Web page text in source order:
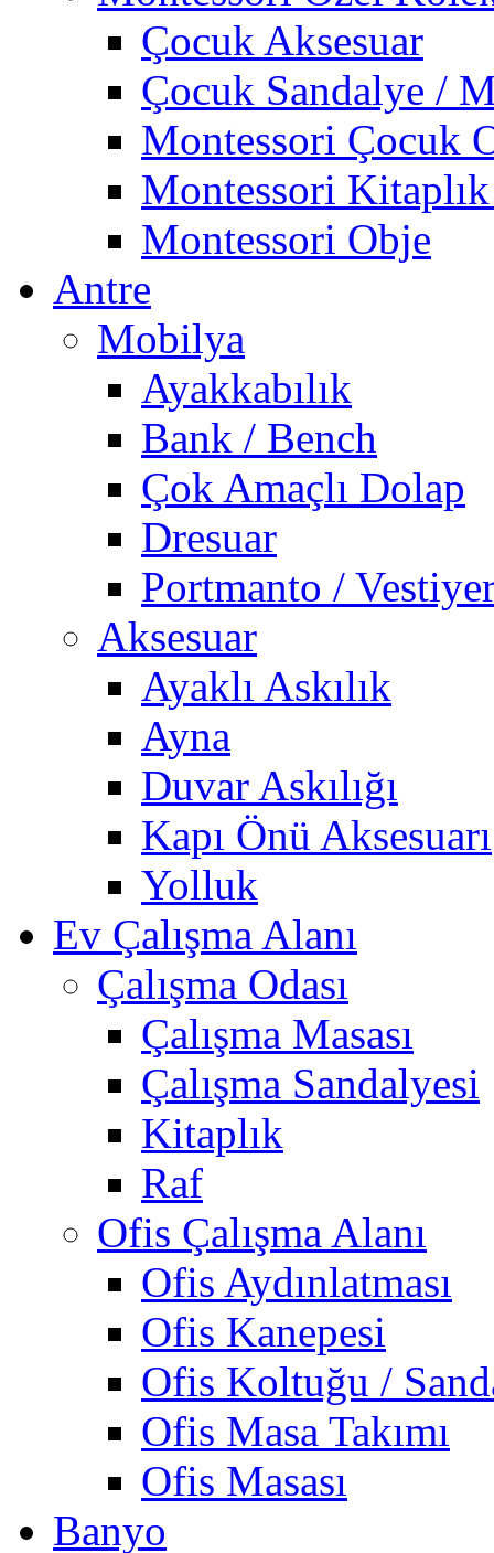
Çocuk Aksesuar
Çocuk Sandalye /
Montessori Çocuk
Montessori
Montessori Obje
Antre
Mobilya
Ayakkabılık
Bank / Bench
Çok Amaçlı Dolap
Dresuar
Portmanto /
Aksesuar
Ayaklı Askılık
Ayna
Duvar Askılığı
Kapı Önü Aksesuarı
Yolluk
Ev Çalışma Alanı
Çalışma Odası
Çalışma Masası
Çalışma Sandalyesi
Kitaplık
Raf
Ofis Çalışma Alanı
Ofis Aydınlatması
Ofis Kanepesi
Ofis Koltuğu /
Ofis Masa Takımı
Ofis Masası
Banyo